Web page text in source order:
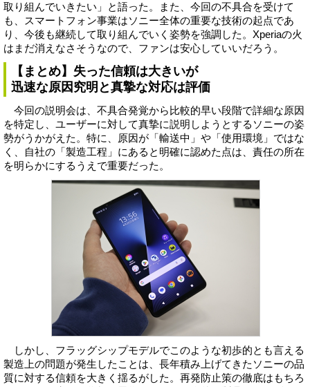
取り組んでいきたい」と語った。また、今回の不具合を受けて
も、スマートフォン事業はソニー全体の重要な技術の起点であ
り、今後も継続して取り組んでいく姿勢を強調した。Xperiaの火
はまだ消えなさそうなので、ファンは安心していいだろう。
【まとめ】失った信頼は大きいが
迅速な原因究明と真摯な対応は評価
今回の説明会は、不具合発覚から比較的早い段階で詳細な原因
を特定し、ユーザーに対して真摯に説明しようとするソニーの姿
勢がうかがえた。特に、原因が「輸送中」や「使用環境」ではな
く、自社の「製造工程」にあると明確に認めた点は、責任の所在
を明らかにするうえで重要だった。
しかし、フラッグシップモデルでこのような初歩的とも言える
製造上の問題が発生したことは、長年積み上げてきたソニーの品
質に対する信頼を大きく揺るがした。再発防止策の徹底はもちろ